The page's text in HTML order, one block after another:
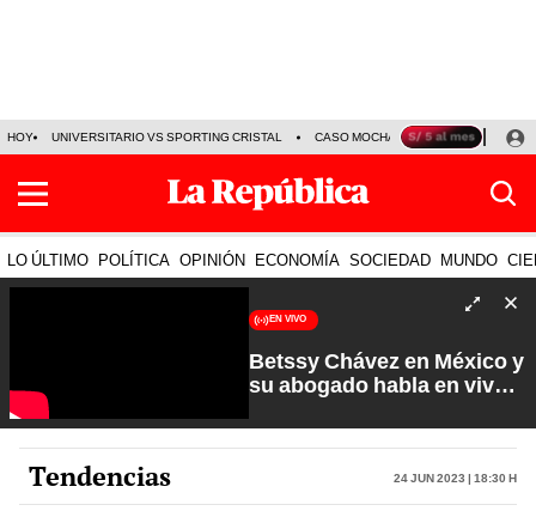
HOY UNIVERSITARIO VS SPORTING CRISTAL CASO MOCHASUELDOS
LO ÚLTIMO POLÍTICA OPINIÓN ECONOMÍA SOCIEDAD MUNDO
EN VIVO
Betssy Chávez en México y
su abogado habla en vivo |
Carlos Cornejo
Tendencias 24 Jun 2023 | 18:30 h